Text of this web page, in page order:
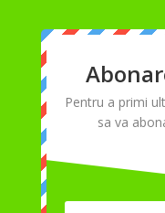
Pentru a primi
sa va